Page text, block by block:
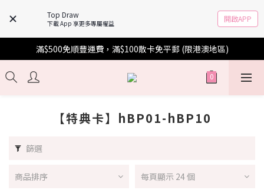
Top Draw
下載 App 享更多專屬權益 開啟APP
滿$500免順豐運費，滿$100散卡免平郵 (限港澳地區)
【特典卡】hBP01-hBP10
篩選
商品排序 每頁顯示 24 個